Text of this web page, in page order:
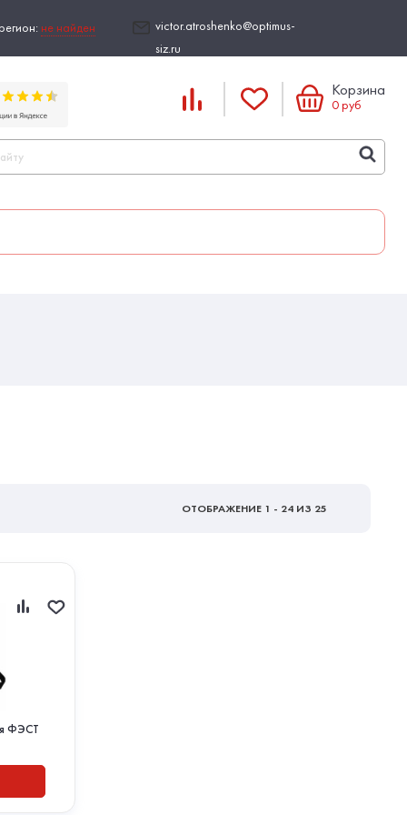
не найден
victor.atroshenko@optimus-
siz.ru
Корзина
0руб
ОТОБРАЖЕНИЕ 1 - 24 ИЗ 25
ФЭСТ